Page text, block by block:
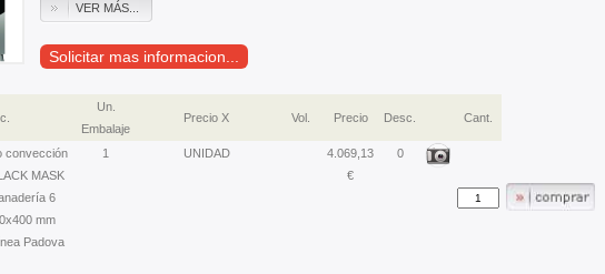
VER MÁS...
Solicitar mas informacion...
Un.
Embalaje
Precio X Vol. Precio Desc. Cant.
convección
MASK
6
mm
Padova
1 UNIDAD
4.069,13
€
0